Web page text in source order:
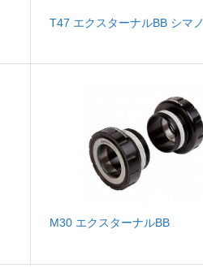
T47 エクスターナルBB シマノ
M30 エクスターナルBB